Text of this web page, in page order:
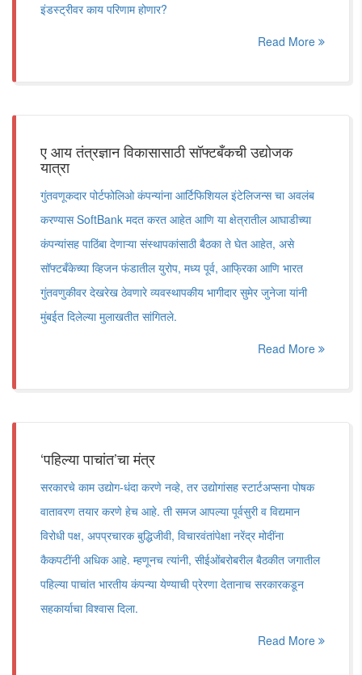
इंडस्ट्रीवर काय परिणाम होणार?
Read More
ए आय तंत्रज्ञान विकासासाठी सॉफ्टबँकची उद्योजक
यात्रा
गुंतवणूकदार पोर्टफोलिओ कंपन्यांना आर्टिफिशियल इंटेलिजन्स चा अवलंब
करण्यास SoftBank मदत करत आहेत आणि या क्षेत्रातील आघाडीच्या
कंपन्यांसह पाठिंबा देणाऱ्या संस्थापकांसाठी बैठका ते घेत आहेत, असे
सॉफ्टबँकेच्या व्हिजन फंडातील युरोप, मध्य पूर्व, आफ्रिका आणि भारत
गुंतवणुकीवर देखरेख ठेवणारे व्यवस्थापकीय भागीदार सुमेर जुनेजा यांनी
मुंबईत दिलेल्या मुलाखतीत सांगितले.
Read More
‘पहिल्या पाचांत’चा मंत्र
सरकारचे काम उद्योग-धंदा करणे नव्हे, तर उद्योगांसह स्टार्टअप्सना पोषक
वातावरण तयार करणे हेच आहे. ती समज आपल्या पूर्वसुरी व विद्यमान
विरोधी पक्ष, अपप्रचारक बुद्धिजीवी, विचारवंतांपेक्षा नरेंद्र मोदींना
कैकपटींनी अधिक आहे. म्हणूनच त्यांनी, सीईओंबरोबरील बैठकीत जगातील
पहिल्या पाचांत भारतीय कंपन्या येण्याची प्रेरणा देतानाच सरकारकडून
सहकार्याचा विश्वास दिला.
Read More